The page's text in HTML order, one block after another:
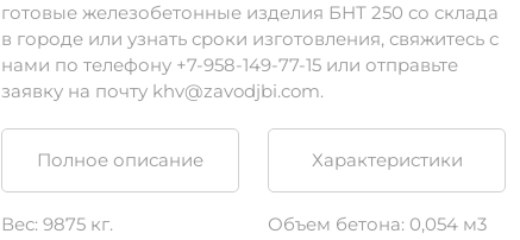
готовые железобетонные изделия БНТ 250 со склада
в городе или узнать сроки изготовления, свяжитесь с
нами по телефону +7-958-149-77-15 или отправьте
заявку на почту khv@zavodjbi.com.
Полное описание Характеристики
Вес: 9875 кг. Объем бетона: 0,054 м3